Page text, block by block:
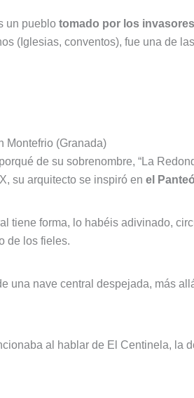
un pueblo tomado por los
(Iglesias, conventos), fue una de
Montefrio (Granada)
de su sobrenombre, “La
su arquitecto se inspiró en el
tiene forma, lo habéis adivinado,
de los fieles.
una nave central despejada, más
al hablar de El Centinela, la